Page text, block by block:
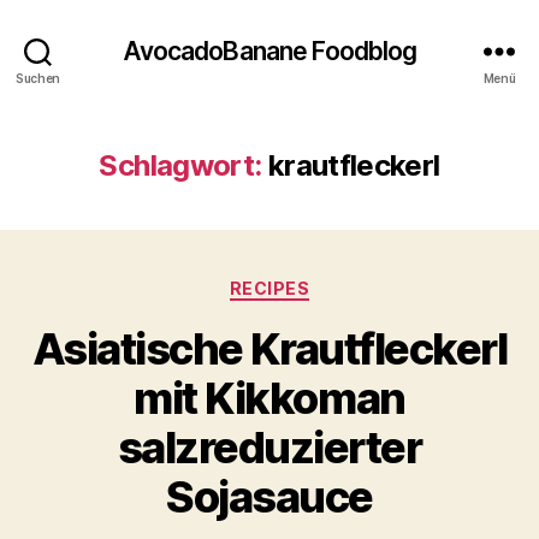
Suchen
AvocadoBanane Foodblog
Menü
Schlagwort: krautfleckerl
Kategorien
RECIPES
Asiatische Krautfleckerl
mit Kikkoman
salzreduzierter
Sojasauce